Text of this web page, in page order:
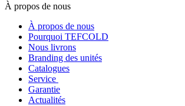
À propos de nous
À propos de nous
Pourquoi TEFCOLD
Nous livrons
Branding des unités
Catalogues
Service
Garantie
Actualités